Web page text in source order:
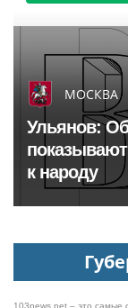
МОСКВА
Ульянов:
к народу
103news.net – это самые